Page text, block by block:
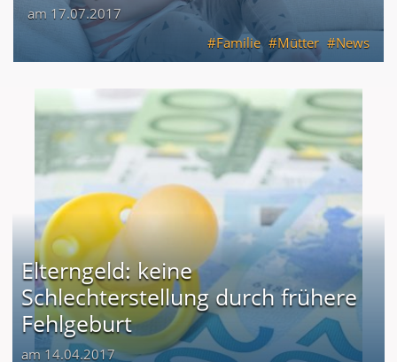
am 17.07.2017
Familie
Mütter News
Elterngeld: keine
Schlechterstellung durch frühere
Fehlgeburt
am 14.04.2017